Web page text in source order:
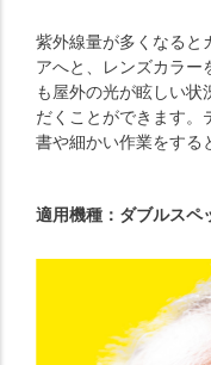
紫外線量が多くなると
アへと、レンズカラー
も屋外の光が眩しい状
だくことができます。
書や細かい作業をする
適用機種：ダブルスペ